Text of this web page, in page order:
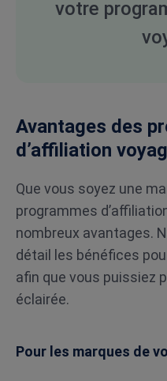
votre
Avantages des
d’affiliation
Que vous soyez une
programmes
nombreux avantages.
détail les bénéfices
afin que vous puissiez
éclairée.
Pour les marques de